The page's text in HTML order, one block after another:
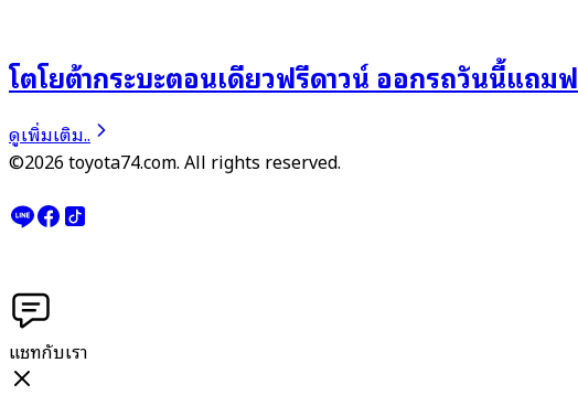
โตโยต้ากระบะตอนเดียวฟรีดาวน์ ออกรถวันนี้แถ
ดูเพิ่มเติม..
©2026 toyota74.com. All rights reserved.
แชทกับเรา